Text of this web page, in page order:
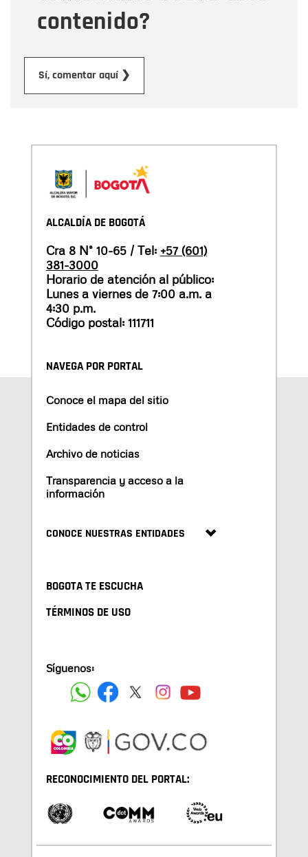
contenido?
Sí, comentar aquí ❯
ALCALDÍA DE BOGOTÁ
Cra 8 N° 10-65 / Tel: +57 (601)
381-3000
Horario de atención al público:
Lunes a viernes de 7:00 a.m. a
4:30 p.m.
Código postal: 111711
NAVEGA POR PORTAL
Conoce el mapa del sitio
Entidades de control
Archivo de noticias
Transparencia y acceso a la
información
CONOCE NUESTRAS ENTIDADES
BOGOTA TE ESCUCHA
TÉRMINOS DE USO
Síguenos:
RECONOCIMIENTO DEL PORTAL: